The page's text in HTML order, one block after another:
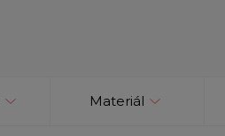
Materiál